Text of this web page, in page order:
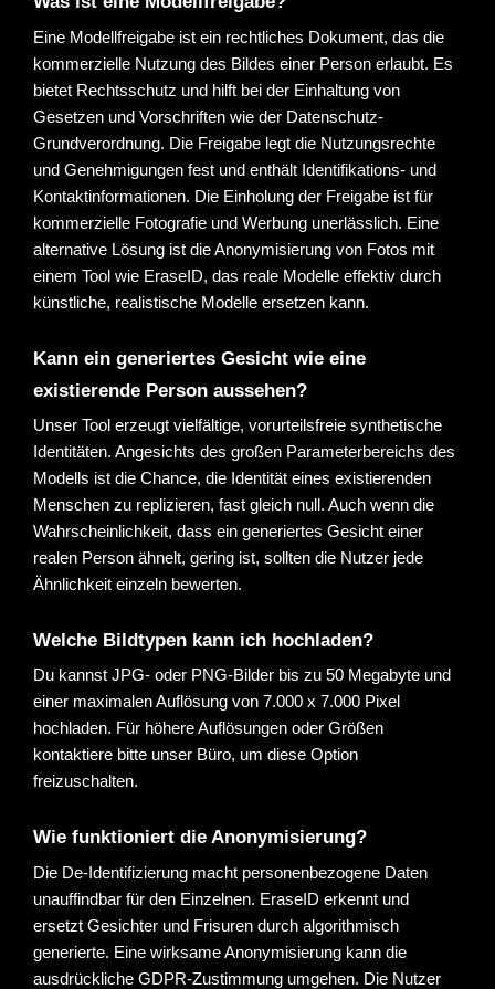
Eine Modellfreigabe ist ein rechtliches Dokument, das die
kommerzielle Nutzung des Bildes einer Person erlaubt. Es
bietet Rechtsschutz und hilft bei der Einhaltung von
Gesetzen und Vorschriften wie der Datenschutz-
Grundverordnung. Die Freigabe legt die Nutzungsrechte
und Genehmigungen fest und enthält Identifikations- und
Kontaktinformationen. Die Einholung der Freigabe ist für
kommerzielle Fotografie und Werbung unerlässlich. Eine
alternative Lösung ist die Anonymisierung von Fotos mit
einem Tool wie EraseID, das reale Modelle effektiv durch
künstliche, realistische Modelle ersetzen kann.
Kann ein generiertes Gesicht wie eine
existierende Person aussehen?
Unser Tool erzeugt vielfältige, vorurteilsfreie synthetische
Identitäten. Angesichts des großen Parameterbereichs des
Modells ist die Chance, die Identität eines existierenden
Menschen zu replizieren, fast gleich null. Auch wenn die
Wahrscheinlichkeit, dass ein generiertes Gesicht einer
realen Person ähnelt, gering ist, sollten die Nutzer jede
Ähnlichkeit einzeln bewerten.
Welche Bildtypen kann ich hochladen?
Du kannst JPG- oder PNG-Bilder bis zu 50 Megabyte und
einer maximalen Auflösung von 7.000 x 7.000 Pixel
hochladen. Für höhere Auflösungen oder Größen
kontaktiere bitte unser Büro, um diese Option
freizuschalten.
Wie funktioniert die Anonymisierung?
Die De-Identifizierung macht personenbezogene Daten
unauffindbar für den Einzelnen. EraseID erkennt und
ersetzt Gesichter und Frisuren durch algorithmisch
generierte. Eine wirksame Anonymisierung kann die
ausdrückliche GDPR-Zustimmung umgehen. Die Nutzer